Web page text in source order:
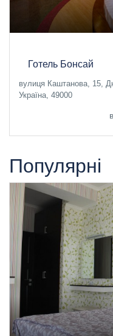
Готель Бонсай
вулиця Каштанова, 15,
Україна, 49000
Популярні